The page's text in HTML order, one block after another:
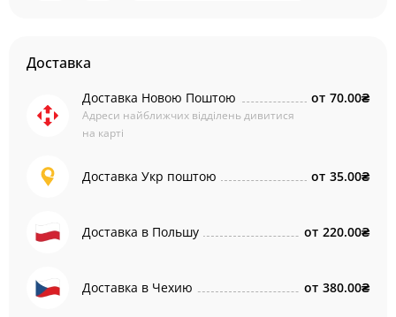
Доставка
Доставка Новою Поштою
Адреси найближчих відділень дивитися
на карті
от 70.00₴
Доставка Укр поштою от 35.00₴
Доставка в Польшу от 220.00₴
Доставка в Чехию от 380.00₴